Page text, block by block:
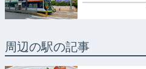
周辺の駅の記事